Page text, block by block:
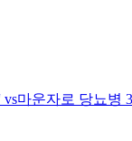
마운자로 당뇨병